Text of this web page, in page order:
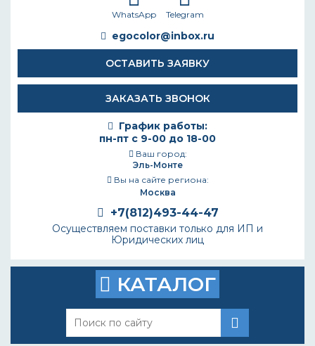
WhatsApp Telegram
egocolor@inbox.ru
ОСТАВИТЬ ЗАЯВКУ
ЗАКАЗАТЬ ЗВОНОК
График работы:
пн-пт с 9-00 до 18-00
Ваш город:
Эль-Монте
Вы на сайте региона:
Москва
+7(812)493-44-47
Осуществляем поставки только для ИП и
Юридических лиц
КАТАЛОГ